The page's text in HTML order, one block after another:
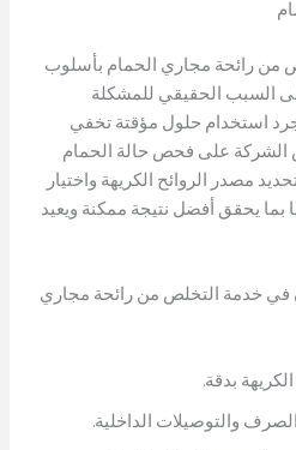
من رائحة مجاري الحمام بأسلوب
السبب الحقيقي للمشكلة
استخدام حلول مؤقتة تخفي
الشركة على فحص حالة الحمام
مصدر الروائح الكريهة واختيار
بما يحقق أفضل نتيجة ممكنة ويعيد
في خدمة التخلص من رائحة مجاري
بدقة.
والتوصيلات الداخلية.